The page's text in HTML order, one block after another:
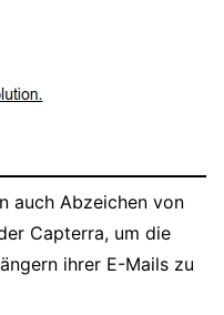
auch Abzeichen von
Capterra, um die
ihrer E-Mails zu